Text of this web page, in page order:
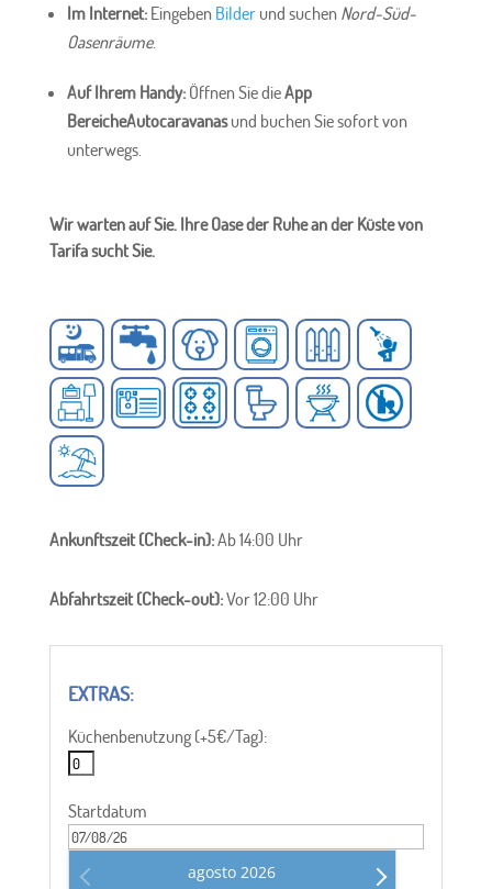
Im Internet:Eingeben Bilderund suchen Nord-Süd-
Oasenräume.
Auf Ihrem Handy:Öffnen Sie dieApp
BereicheAutocaravanasund buchen Sie sofort von
unterwegs.
Wir warten auf Sie. Ihre Oase der Ruhe an der Küste von
Tarifa sucht Sie.
Ankunftszeit (Check-in):Ab 14:00 Uhr
Abfahrtszeit (Check-out):Vor 12:00 Uhr
Küchenbenutzung (+5€/Tag):
Startdatum
agosto 2026